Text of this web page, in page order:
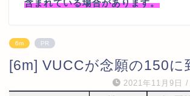
含まれている場合があります。
6m PR
[6m] VUCCが念願の150に
2021年11月9日 /